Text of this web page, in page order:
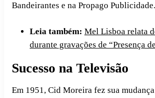
Bandeirantes e na Propago Publicidade.
Leia também: Mel Lisboa relata
durante gravações de “Presença
Sucesso na Televisão
Em 1951, Cid Moreira fez sua